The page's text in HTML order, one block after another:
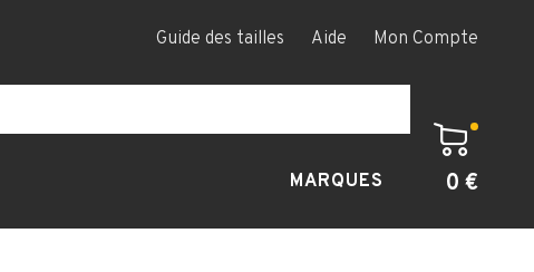
MARQUES
Guide des tailles Aide Mon Compte
0 €